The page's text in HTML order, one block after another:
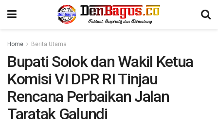
Home Berita Utama
Bupati Solok dan Wakil Ketua
Komisi VI DPR RI Tinjau
Rencana Perbaikan Jalan
Taratak Galundi